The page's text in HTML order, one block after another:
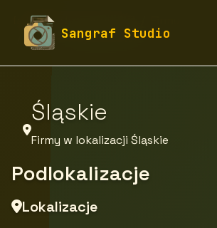
Sangraf Studio
fototapety-sangraf.pl
Firmy z województwa
Śląskie
Firmy w lokalizacji Śląskie
Podlokalizacje
Lokalizacje